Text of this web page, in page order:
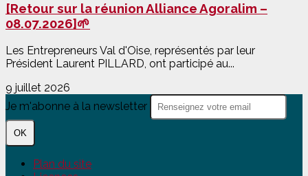
[Retour sur la réunion Alliance Agoralim –
08.07.2026]🌱
Les Entrepreneurs Val d'Oise, représentés par leur
Président Laurent PILLARD, ont participé au...
9 juillet 2026
Je m'abonne à la newsletter
OK
Plan du site